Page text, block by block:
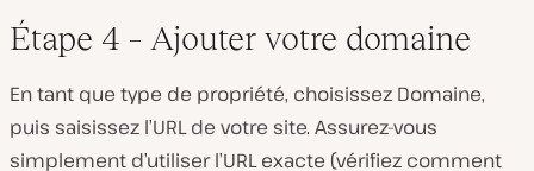
Étape 4 – Ajouter votre domaine
En tant que type de propriété, choisissez Domaine,
puis saisissez l’URL de votre site. Assurez-vous
simplement d’utiliser l’URL exacte (vérifiez comment